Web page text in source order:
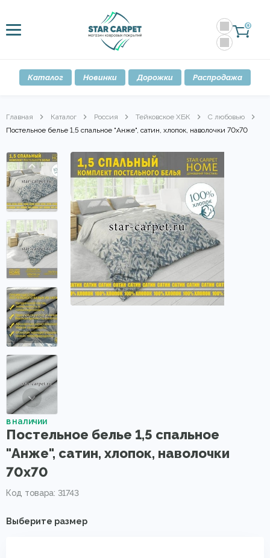
0
Каталог Новинки Дорожки Распродажа
Главная Каталог Россия Тейковское ХБК
С любовью
Постельное белье 1,5 спальное "Анже", сатин, хлопок, наволочки 70х70
в наличии
Постельное белье 1,5 спальное
"Анже", сатин, хлопок, наволочки
70х70
Код товара: 31743
Выберите размер